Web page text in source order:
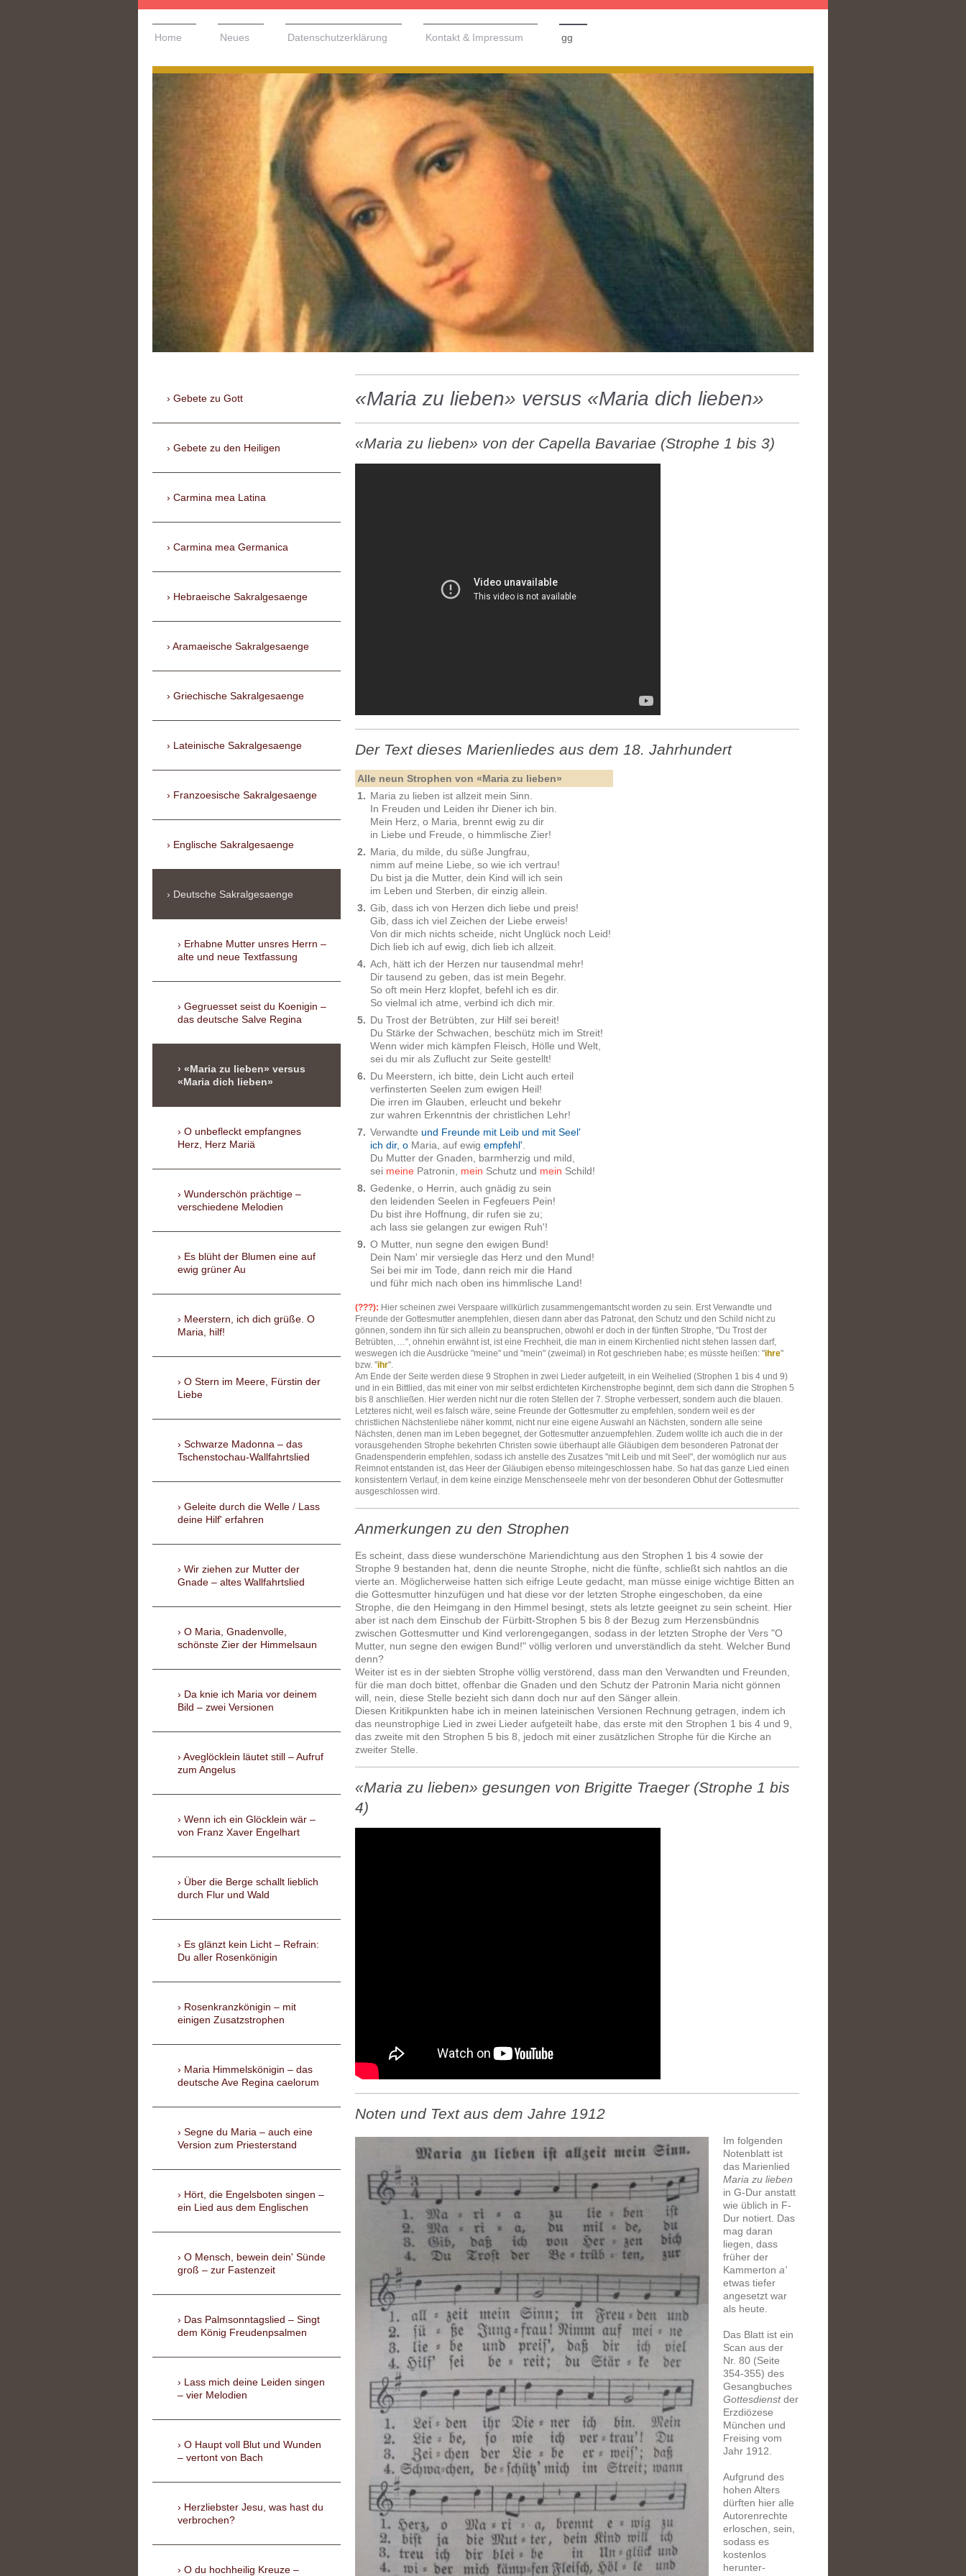
Home Neues Datenschutzerklärung Kontakt & Impressum gg
«Maria zu lieben» versus «Maria dich lieben»
«Maria zu lieben» von der Capella Bavariae (Strophe 1 bis 3)
Der Text dieses Marienliedes aus dem 18. Jahrhundert
Alle neun Strophen von «Maria zu lieben»
1. Maria zu lieben ist allzeit mein Sinn.
In Freuden und Leiden ihr Diener ich bin.
Mein Herz, o Maria, brennt ewig zu dir
in Liebe und Freude, o himmlische Zier!
2. Maria, du milde, du süße Jungfrau,
nimm auf meine Liebe, so wie ich vertrau!
Du bist ja die Mutter, dein Kind will ich sein
im Leben und Sterben, dir einzig allein.
3. Gib, dass ich von Herzen dich liebe und preis!
Gib, dass ich viel Zeichen der Liebe erweis!
Von dir mich nichts scheide, nicht Unglück noch Leid!
Dich lieb ich auf ewig, dich lieb ich allzeit.
4. Ach, hätt ich der Herzen nur tausendmal mehr!
Dir tausend zu geben, das ist mein Begehr.
So oft mein Herz klopfet, befehl ich es dir.
So vielmal ich atme, verbind ich dich mir.
5. Du Trost der Betrübten, zur Hilf sei bereit!
Du Stärke der Schwachen, beschütz mich im Streit!
Wenn wider mich kämpfen Fleisch, Hölle und Welt,
sei du mir als Zuflucht zur Seite gestellt!
6. Du Meerstern, ich bitte, dein Licht auch erteil
verfinsterten Seelen zum ewigen Heil!
Die irren im Glauben, erleucht und bekehr
zur wahren Erkenntnis der christlichen Lehr!
7. Verwandteund Freunde mit Leib und mit Seel'
ich dir, o Maria, auf ewigempfehl'
Du Mutter der Gnaden, barmherzig und mild,
sei meine Patronin, mein Schutz und mein Schild!
8. Gedenke, o Herrin, auch gnädig zu sein
den leidenden Seelen in Fegfeuers Pein!
Du bist ihre Hoffnung, dir rufen sie zu;
ach lass sie gelangen zur ewigen Ruh'!
9. O Mutter, nun segne den ewigen Bund!
Dein Nam' mir versiegle das Herz und den Mund!
Sei bei mir im Tode, dann reich mir die Hand
und führ mich nach oben ins himmlische Land!
(???): Hier scheinen zwei Verspaare willkürlich zusammengemantscht worden zu sein. Erst Verwandte und
Freunde der Gottesmutter anempfehlen, diesen dann aber das Patronat, den Schutz und den Schild nicht zu
gönnen, sondern ihn für sich allein zu beanspruchen, obwohl er doch in der fünften Strophe, "Du Trost der
Betrübten, …", ohnehin erwähnt ist, ist eine Frechheit, die man in einem Kirchenlied nicht stehen lassen darf,
weswegen ich die Ausdrücke "meine" und "mein" (zweimal) in Rot geschrieben habe; es müsste heißen: "ihre"
bzw. "ihr".
Am Ende der Seite werden diese 9 Strophen in zwei Lieder aufgeteilt, in ein Weihelied (Strophen 1 bis 4 und 9)
und in ein Bittlied, das mit einer von mir selbst erdichteten Kirchenstrophe beginnt, dem sich dann die Strophen 5
bis 8 anschließen. Hier werden nicht nur die roten Stellen der 7. Strophe verbessert, sondern auch die blauen.
Letzteres nicht, weil es falsch wäre, seine Freunde der Gottesmutter zu empfehlen, sondern weil es der
christlichen Nächstenliebe näher kommt, nicht nur eine eigene Auswahl an Nächsten, sondern alle seine
Nächsten, denen man im Leben begegnet, der Gottesmutter anzuempfehlen. Zudem wollte ich auch die in der
vorausgehenden Strophe bekehrten Christen sowie überhaupt alle Gläubigen dem besonderen Patronat der
Gnadenspenderin empfehlen, sodass ich anstelle des Zusatzes "mit Leib und mit Seel", der womöglich nur aus
Reimnot entstanden ist, das Heer der Gläubigen ebenso miteingeschlossen habe. So hat das ganze Lied einen
konsistentern Verlauf, in dem keine einzige Menschenseele mehr von der besonderen Obhut der Gottesmutter
ausgeschlossen wird.
Anmerkungen zu den Strophen
Es scheint, dass diese wunderschöne Mariendichtung aus den Strophen 1 bis 4 sowie der
Strophe 9 bestanden hat, denn die neunte Strophe, nicht die fünfte, schließt sich nahtlos an die
vierte an. Möglicherweise hatten sich eifrige Leute gedacht, man müsse einige wichtige Bitten an
die Gottesmutter hinzufügen und hat diese vor der letzten Strophe eingeschoben, da eine
Strophe, die den Heimgang in den Himmel besingt, stets als letzte geeignet zu sein scheint. Hier
aber ist nach dem Einschub der Fürbitt-Strophen 5 bis 8 der Bezug zum Herzensbündnis
zwischen Gottesmutter und Kind verlorengegangen, sodass in der letzten Strophe der Vers "O
Mutter, nun segne den ewigen Bund!" völlig verloren und unverständlich da steht. Welcher Bund
denn?
Weiter ist es in der siebten Strophe völlig verstörend, dass man den Verwandten und Freunden,
für die man doch bittet, offenbar die Gnaden und den Schutz der Patronin Maria nicht gönnen
will, nein, diese Stelle bezieht sich dann doch nur auf den Sänger allein.
Diesen Kritikpunkten habe ich in meinen lateinischen Versionen Rechnung getragen, indem ich
das neunstrophige Lied in zwei Lieder aufgeteilt habe, das erste mit den Strophen 1 bis 4 und 9,
das zweite mit den Strophen 5 bis 8, jedoch mit einer zusätzlichen Strophe für die Kirche an
zweiter Stelle.
«Maria zu lieben» gesungen von Brigitte Traeger (Strophe 1 bis
4)
Noten und Text aus dem Jahre 1912
Im folgenden
Notenblatt ist
das Marienlied
Maria zu lieben
in G-Dur anstatt
wie üblich in F-
Dur notiert. Das
mag daran
liegen, dass
früher der
Kammertona'
etwas tiefer
angesetzt war
als heute.
Das Blatt ist ein
Scan aus der
Nr. 80 (Seite
354-355) des
Gesangbuches
Gottesdienstder
Erzdiözese
München und
Freising vom
Jahr 1912.
Aufgrund des
hohen Alters
dürften hier alle
Autorenrechte
erloschen, sein,
sodass es
kostenlos
herunter-
Gebete zu Gott
Gebete zu den Heiligen
Carmina mea Latina
Carmina mea Germanica
Hebraeische Sakralgesaenge
Aramaeische Sakralgesaenge
Griechische Sakralgesaenge
Lateinische Sakralgesaenge
Franzoesische Sakralgesaenge
Englische Sakralgesaenge
Deutsche Sakralgesaenge
Erhabne Mutter unsres Herrn –
alte und neue Textfassung
Gegruesset seist du Koenigin –
das deutsche Salve Regina
«Maria zu lieben» versus
«Maria dich lieben»
O unbefleckt empfangnes
Herz, Herz Mariä
Wunderschön prächtige –
verschiedene Melodien
Es blüht der Blumen eine auf
ewig grüner Au
Meerstern, ich dich grüße. O
Maria, hilf!
O Stern im Meere, Fürstin der
Liebe
Schwarze Madonna – das
Tschenstochau-Wallfahrtslied
Geleite durch die Welle / Lass
deine Hilf' erfahren
Wir ziehen zur Mutter der
Gnade – altes Wallfahrtslied
O Maria, Gnadenvolle,
schönste Zier der Himmelsaun
Da knie ich Maria vor deinem
Bild – zwei Versionen
Aveglöcklein läutet still – Aufruf
zum Angelus
Wenn ich ein Glöcklein wär –
von Franz Xaver Engelhart
Über die Berge schallt lieblich
durch Flur und Wald
Es glänzt kein Licht – Refrain:
Du aller Rosenkönigin
Rosenkranzkönigin – mit
einigen Zusatzstrophen
Maria Himmelskönigin – das
deutsche Ave Regina caelorum
Segne du Maria – auch eine
Version zum Priesterstand
Hört, die Engelsboten singen –
ein Lied aus dem Englischen
O Mensch, bewein dein' Sünde
groß – zur Fastenzeit
Das Palmsonntagslied – Singt
dem König Freudenpsalmen
Lass mich deine Leiden singen
– vier Melodien
O Haupt voll Blut und Wunden
– vertont von Bach
Herzliebster Jesu, was hast du
verbrochen?
O du hochheilig Kreuze –